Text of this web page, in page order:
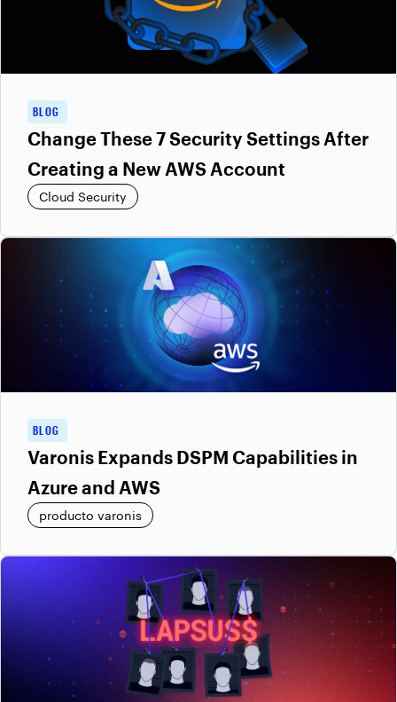
BLOG
Change These 7 Security Settings After
Creating a New AWS Account
Cloud Security
BLOG
Varonis Expands DSPM Capabilities in
Azure and AWS
producto varonis